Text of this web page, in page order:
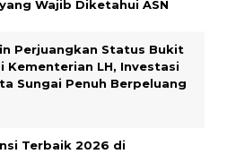
Wajib Diketahui ASN
Perjuangkan Status Bukit
Kementerian LH, Investasi
Sungai Penuh Berpeluang
Terbaik 2026 di